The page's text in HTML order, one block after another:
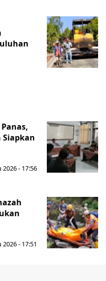
Siapkan
2026 - 17:56
- 17:51